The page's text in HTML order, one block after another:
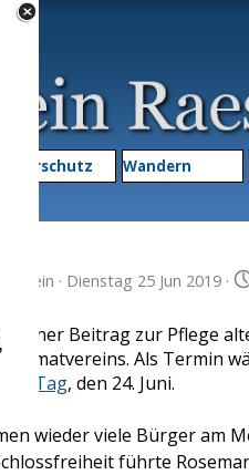
Menü
Naturschutz Wandern
· Dienstag 25 Jun 2019 ·
Beitrag zur Pflege
Heimatvereins. Als Termin
Tag, den 24. Juni.
wieder viele Bürger am
führte